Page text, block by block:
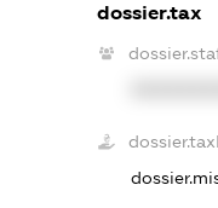
dossier.tax